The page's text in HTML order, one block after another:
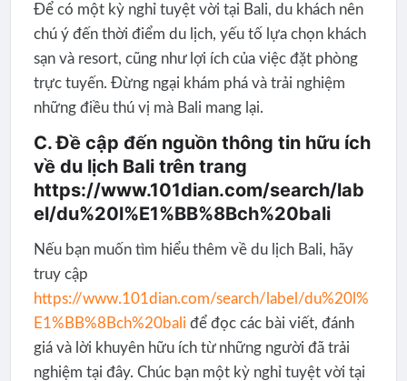
Để có một kỳ nghỉ tuyệt vời tại Bali, du khách nên
chú ý đến thời điểm du lịch, yếu tố lựa chọn khách
sạn và resort, cũng như lợi ích của việc đặt phòng
trực tuyến. Đừng ngại khám phá và trải nghiệm
những điều thú vị mà Bali mang lại.
C. Đề cập đến nguồn thông tin hữu ích
về du lịch Bali trên trang
https://www.101dian.com/search/lab
el/du%20l%E1%BB%8Bch%20bali
Nếu bạn muốn tìm hiểu thêm về du lịch Bali, hãy
truy cập
https://www.101dian.com/search/label/du%20l%
E1%BB%8Bch%20bali để đọc các bài viết, đánh
giá và lời khuyên hữu ích từ những người đã trải
nghiệm tại đây. Chúc bạn một kỳ nghỉ tuyệt vời tại